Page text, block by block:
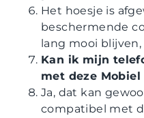
Het hoesje is
beschermende
lang mooi
Kan ik mijn
met deze Mobiel
Ja, dat kan
compatibel met